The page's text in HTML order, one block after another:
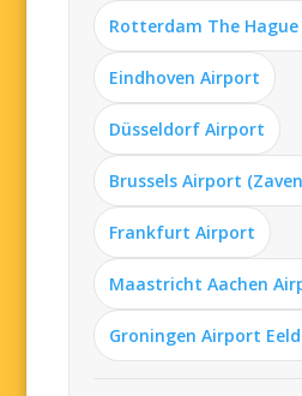
Rotterdam The
Eindhoven Airport
Düsseldorf Airport
Brussels Airport
Frankfurt Airport
Maastricht Aachen
Groningen Airport